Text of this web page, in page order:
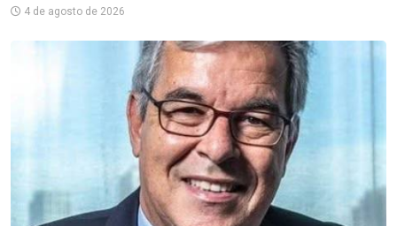
4 de agosto de 2026